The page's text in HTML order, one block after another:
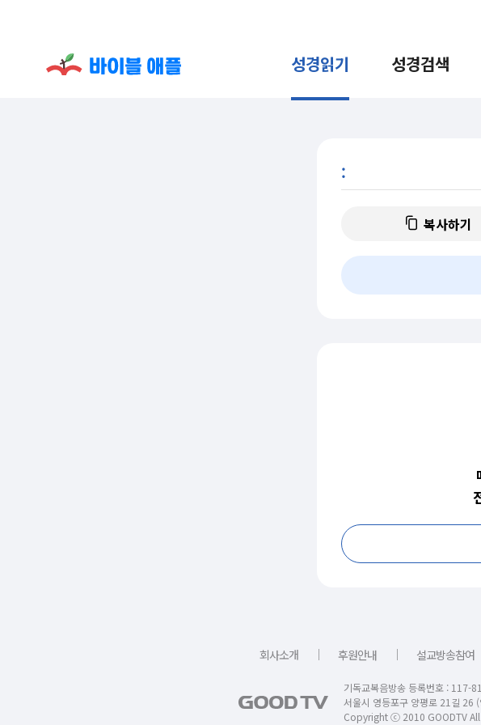
성경읽기 성경검색
:
복사하기
회사소개 ｜ 후원안내 ｜ 설교방송참여
기독교복음방송 등록번호 : 117-
서울시 영등포구 양평로 21길
Copyright ⓒ 2010 GOODTV All